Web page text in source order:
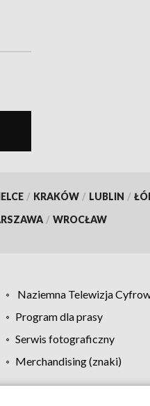
/ KRAKÓW / LUBLIN /
/ WROCŁAW
Naziemna Telewizja
Program dla prasy
Serwis fotograficzny
Merchandising (znaki)